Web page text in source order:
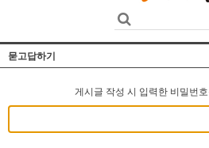
묻고답하기
게시글 작성 시 입력한 비밀번